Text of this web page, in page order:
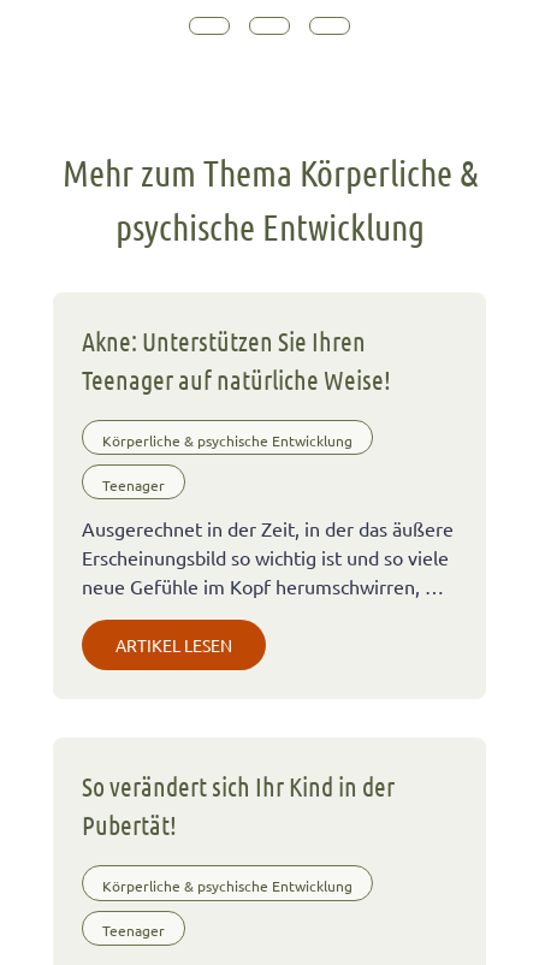
Mehr zum Thema Körperliche &
psychische Entwicklung
Akne: Unterstützen Sie Ihren
Teenager auf natürliche Weise!
Körperliche & psychische Entwicklung
Teenager
Ausgerechnet in der Zeit, in der das äußere
Erscheinungsbild so wichtig ist und so viele
neue Gefühle im Kopf herumschwirren, …
ARTIKEL LESEN
So verändert sich Ihr Kind in der
Pubertät!
Körperliche & psychische Entwicklung
Teenager